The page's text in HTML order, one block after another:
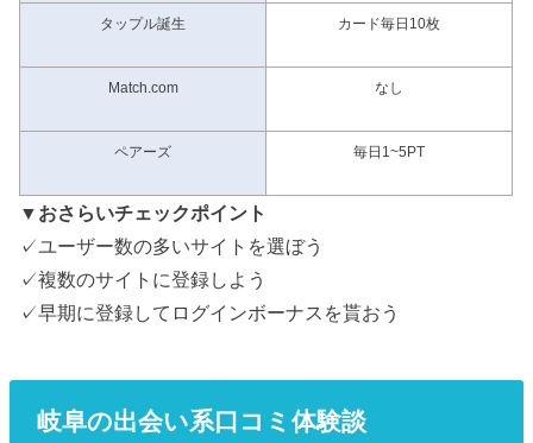
タップル誕生 カード毎日10枚
Match.com なし
ペアーズ 毎日1~5PT
▼おさらいチェックポイント
✓ユーザー数の多いサイトを選ぼう
✓複数のサイトに登録しよう
✓早期に登録してログインボーナスを貰おう
岐阜の出会い系口コミ体験談